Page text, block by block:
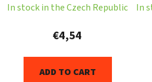
In stock in the Czech Republic
€4,54
ADD TO CART
In